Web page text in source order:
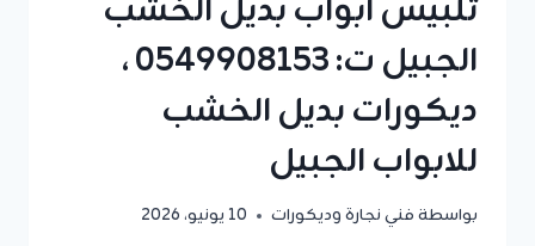
تلبيس ابواب بديل الخشب
الجبيل ت: 0549908153 ،
ديكورات بديل الخشب
للابواب الجبيل
بواسطةفني نجارة وديكورات 10 يونيو، 2026